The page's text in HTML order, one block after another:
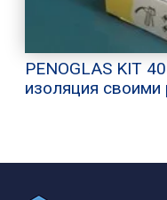
PENOGLAS KIT
изоляция своими